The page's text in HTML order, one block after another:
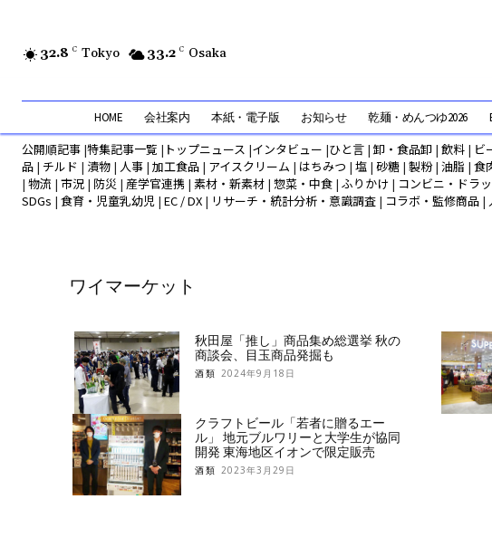
32.8 C Tokyo 33.2 C Osaka
HOME 会社案内 本紙・電子版 お知らせ 乾麺・めんつゆ2026
公開順記事 |特集記事一覧 | トップニュース |インタビュー |ひと言 |卸・食品卸 | 飲料 | ビ
品 | チルド | 漬物 | 人事 | 加工食品 | アイスクリーム | はちみつ | 塩 | 砂糖 | 製粉| 油脂 | 食
| 物流 | 市況 | 防災 | 産学官連携 | 素材・新素材 | 惣菜・中食 | ふりかけ | コンビニ・ドラ
SDGs | 食育・児童乳幼児 | EC / DX | リサーチ・統計分析・意識調査 | コラボ・監修商品 |
ワイマーケット
秋田屋「推し」商品集め総選挙 秋の
商談会、目玉商品発掘も
酒類 2024年9月18日
クラフトビール「若者に贈るエー
ル」 地元ブルワリーと大学生が協同
開発 東海地区イオンで限定販売
酒類 2023年3月29日